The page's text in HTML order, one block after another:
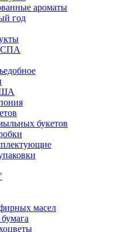
ароматы
год
СПА
букетов
масел